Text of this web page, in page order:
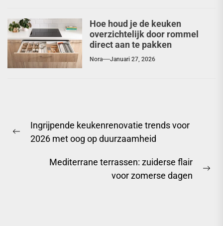
Hoe houd je de keuken
overzichtelijk door rommel
direct aan te pakken
Nora Januari 27, 2026
Previous
Ingrijpende keukenrenovatie trends voor
2026 met oog op duurzaamheid
Mediterrane terrassen: zuiderse flair
voor zomerse dagen